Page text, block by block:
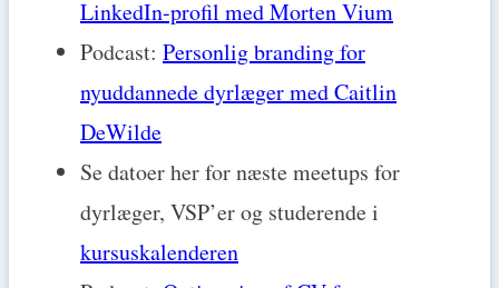
LinkedIn-profil med Morten Vium
Podcast: Personlig branding for
nyuddannede dyrlæger med Caitlin
DeWilde
Se datoer her for næste meetups for
dyrlæger, VSP’er og studerende i
kursuskalenderen